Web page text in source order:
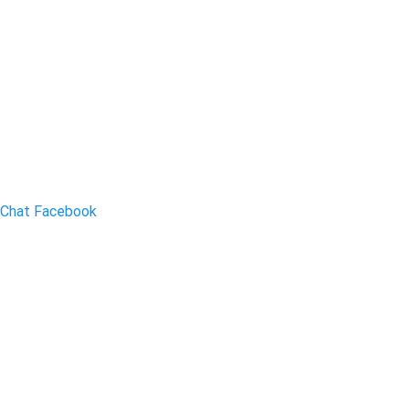
Chat Facebook